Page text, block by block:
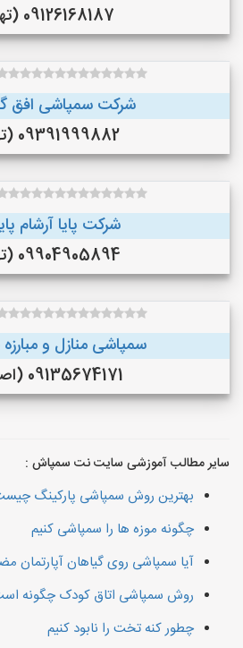
09126168187 (تهران)
شرکت سمپاشی افق
09391999882 (تهران)
شرکت پایا آرشام
09904905894 (تهران)
سمپاشی منازل و
09135674171 (اصفهان)
سایر مطالب آموزشی سایت نت سمپاش :
بهترین روش سمپاشی پارکینگ
چگونه موزه ها را سمپاشی کنیم
آیا سمپاشی روی گیاهان آپارتمان
روش سمپاشی اتاق کودک چگونه
چطور کنه تخت را نابود کنیم